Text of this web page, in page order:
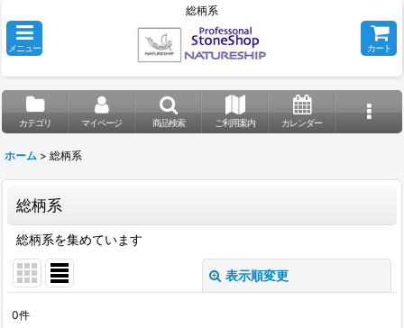
総柄系
メニュー カート
カテゴリ マイページ 商品検索 ご利用案内 カレンダー
ホーム > 総柄系
総柄系
総柄系を集めています
表示順変更
0件